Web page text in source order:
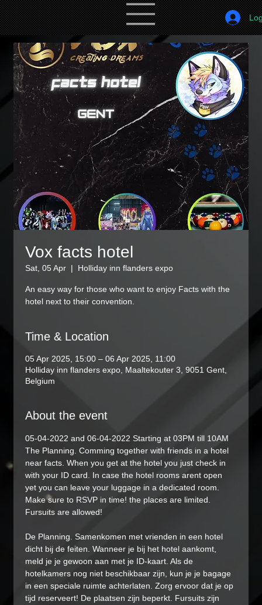
Vox facts hotel
Sat, 05 Apr
  |
Holliday inn flanders expo
An easy way for those who want to enjoy Facts with the
hotel next to their convention.
Time & Location
05 Apr 2025, 15:00 – 06 Apr 2025, 11:00
Holliday inn flanders expo, Maaltekouter 3, 9051 Gent,
Belgium
About the event
05-04-2022 and 06-04-2022 Starting at 03PM till 10AM
The Planning. Comming together with friends in a hotel
near facts. When you get at the hotel you just check in
with your ID card. In case the hotel rooms arent open
yet you can leave your luggage in a dedicated room.
Make sure to RSVP in time! the places are limited.
Fursuits are allowed!
De Planning. Samenkomen met vrienden in een hotel
dicht bij de feiten. Wanneer je bij het hotel aankomt,
meld je je gewoon aan met je ID-kaart. Als de
hotelkamers nog niet beschikbaar zijn, kun je je bagage
in een speciale ruimte achterlaten. Zorg ervoor dat je op
tijd reserveert! De plaatsen zijn beperkt. Fursuits zijn